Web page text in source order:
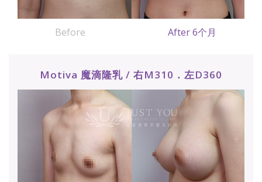
Before After 6个月
Motiva 魔滴隆乳 / 右M310．左D360